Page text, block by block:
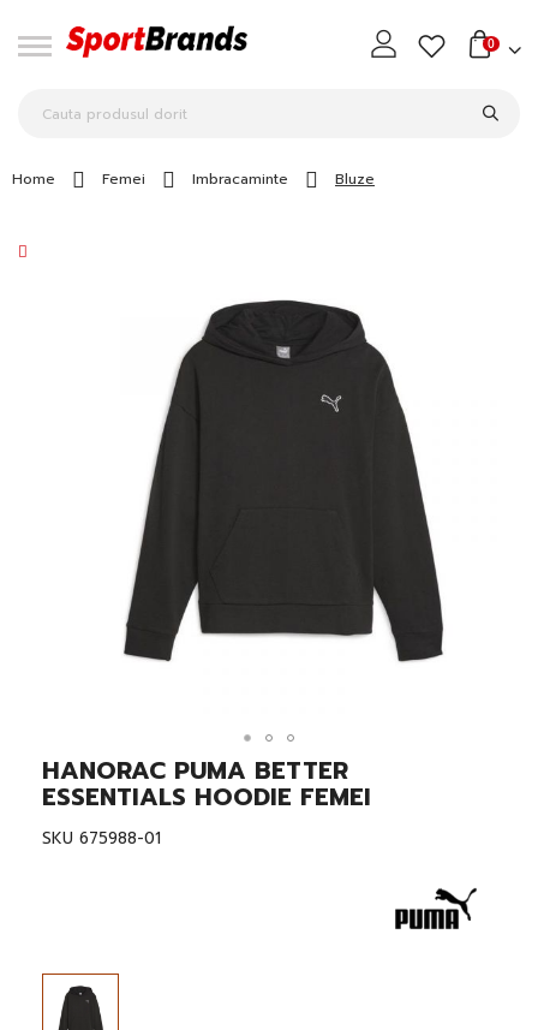
0
Home Femei Imbracaminte Bluze
Skip
to
the
beginning
of
HANORAC PUMA BETTER
ESSENTIALS HOODIE FEMEI
SKU 675988-01